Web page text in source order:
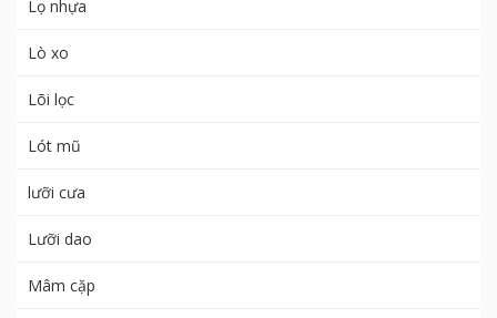
Lọ nhựa
Lò xo
Lõi lọc
Lót mũ
lưỡi cưa
Lưỡi dao
Mâm cặp